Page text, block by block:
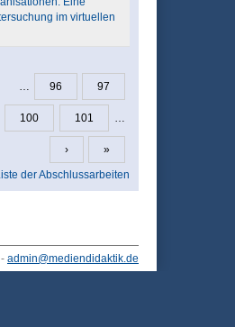
im virtuellen
… 96 97
100 101 …
›
»
der Abschlussarbeiten
admin@mediendidaktik.de